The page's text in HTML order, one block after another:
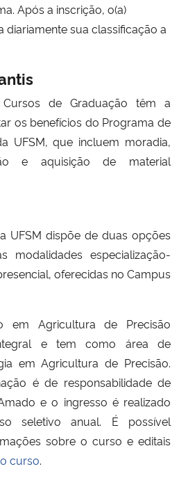
Após a inscrição, o(a)
diariamente sua classificação a
de Graduação têm a
os benefícios do Programa de
UFSM, que incluem moradia,
e aquisição de material
UFSM dispõe de duas opções
modalidades especialização-
oferecidas no Campus
em Agricultura de Precisão
e tem como área de
em Agricultura de Precisão.
é de responsabilidade de
e o ingresso é realizado
seletivo anual. É possível
sobre o curso e editais
curso.